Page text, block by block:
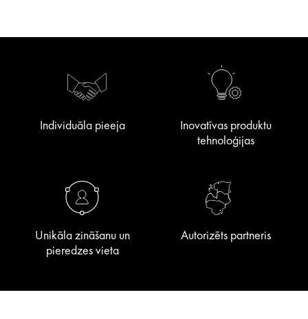
Individuāla pieeja
Inovatīvas produktu
tehnoloģijas
Unikāla zināšanu un
pieredzes vieta
Autorizēts partneris